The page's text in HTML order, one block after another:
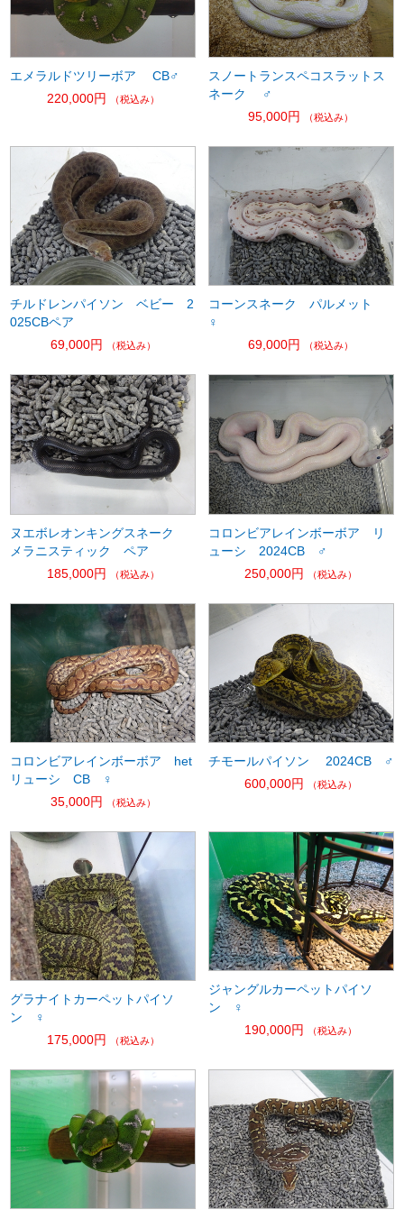
エメラルドツリーボア CB♂
220,000円
（税込み）
スノートランスペコスラットス
ネーク ♂
95,000円
（税込み）
チルドレンパイソン ベビー 2
025CBペア
69,000円
（税込み）
コーンスネーク パルメット
♀
69,000円
（税込み）
ヌエボレオンキングスネーク
メラニスティック ペア
185,000円
（税込み）
コロンビアレインボーボア リ
ューシ 2024CB ♂
250,000円
（税込み）
コロンビアレインボーボア het
リューシ CB ♀
35,000円
（税込み）
チモールパイソン 2024CB ♂
600,000円
（税込み）
グラナイトカーペットパイソ
ン ♀
175,000円
（税込み）
ジャングルカーペットパイソ
ン ♀
190,000円
（税込み）